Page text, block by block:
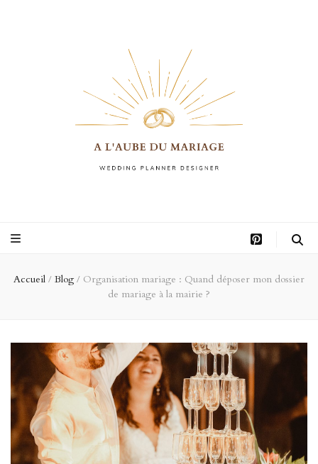
Accueil / Blog / Organisation mariage : Quand déposer mon dossier
de mariage à la mairie ?